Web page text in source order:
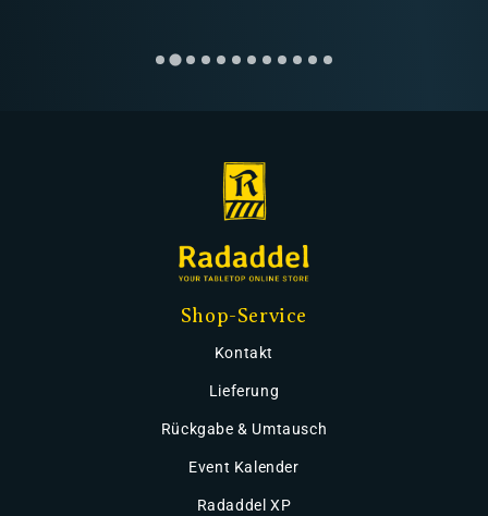
Shop-Service
Kontakt
Lieferung
Rückgabe & Umtausch
Event Kalender
Radaddel XP